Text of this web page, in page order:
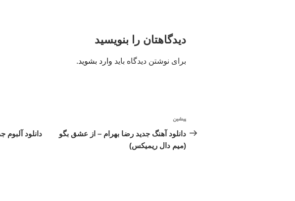
دیدگاهتان را بنویسید
برای نوشتن دیدگاه باید وارد بشوید.
راهبری
نوشته
نوشته
قبلی
پیشین
دانلود آهنگ جدید رضا بهرام – از عشق بگو
(میم دال ریمیکس)
دانلود آلبوم